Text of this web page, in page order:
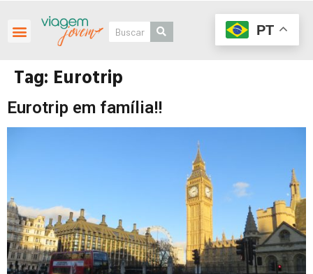
Tag: Eurotrip
Eurotrip em família!!
PT